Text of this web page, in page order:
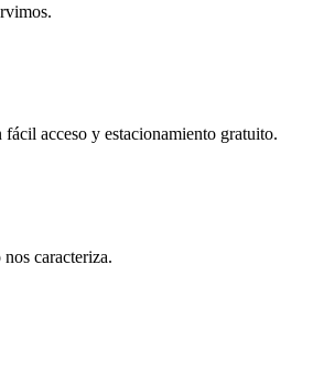
acceso y estacionamiento gratuito.
caracteriza.